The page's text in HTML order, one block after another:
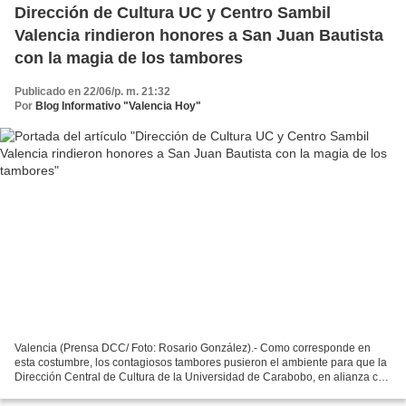
Dirección de Cultura UC y Centro Sambil
Valencia rindieron honores a San Juan Bautista
con la magia de los tambores
Publicado en 22/06/p. m. 21:32
Por Blog Informativo "Valencia Hoy"
Valencia (Prensa DCC/ Foto: Rosario González).- Como corresponde en
esta costumbre, los contagiosos tambores pusieron el ambiente para que la
Dirección Central de Cultura de la Universidad de Carabobo, en alianza con